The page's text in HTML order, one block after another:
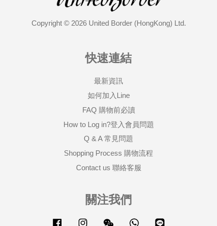
Copyright © 2026 United Border (HongKong) Ltd.
快速連結
最新資訊
如何加入Line
FAQ 購物前必讀
How to Log in?登入會員問題
Q & A 常見問題
Shopping Process 購物流程
Contact us 聯絡客服
關注我們
Facebook Instagram Wechat Whatsapp